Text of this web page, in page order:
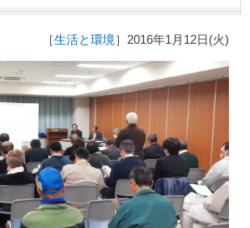
［生活と環境］2016年1月12日(火)